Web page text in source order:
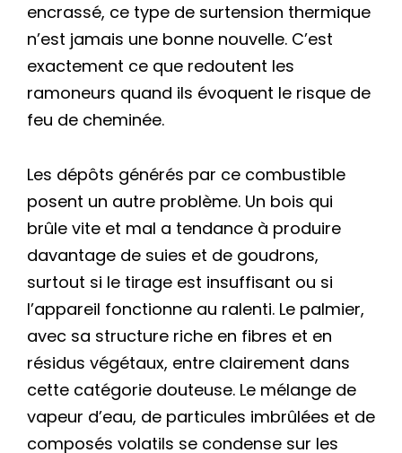
encrassé, ce type de surtension thermique
n’est jamais une bonne nouvelle. C’est
exactement ce que redoutent les
ramoneurs quand ils évoquent le risque de
feu de cheminée.
Les dépôts générés par ce combustible
posent un autre problème. Un bois qui
brûle vite et mal a tendance à produire
davantage de suies et de goudrons,
surtout si le tirage est insuffisant ou si
l’appareil fonctionne au ralenti. Le palmier,
avec sa structure riche en fibres et en
résidus végétaux, entre clairement dans
cette catégorie douteuse. Le mélange de
vapeur d’eau, de particules imbrûlées et de
composés volatils se condense sur les